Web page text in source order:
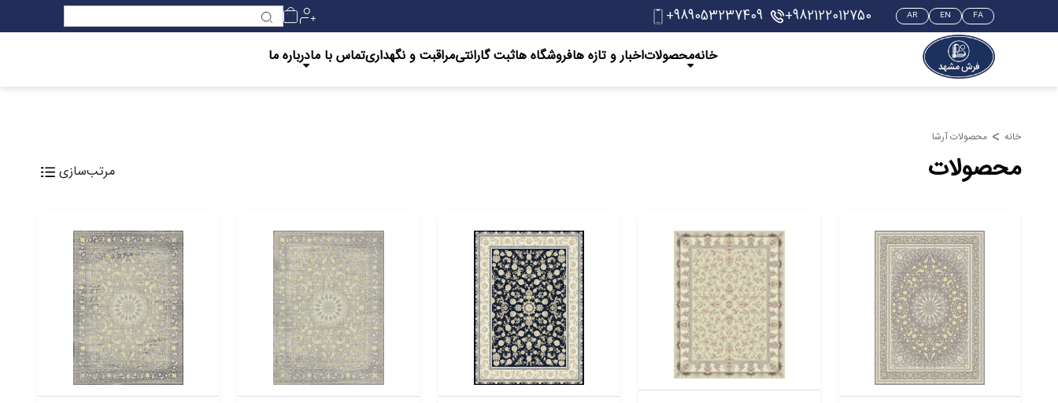
FA
EN
AR
+982122012750
+989053237409
خانهمحصولاتاخبار و تازه ها‌فروشگاه هاثبت گارانتیمراقبت و نگهداریتماس با مادرباره ما
خانه محصولات آرشا
محصولات مرتب‌سازی